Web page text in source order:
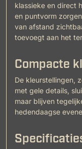
klassieke en direct
en puntvorm
van afstand
toevoegt aan het
Compacte
De kleurstellingen,
met gele details,
maar blijven
hedendaagse